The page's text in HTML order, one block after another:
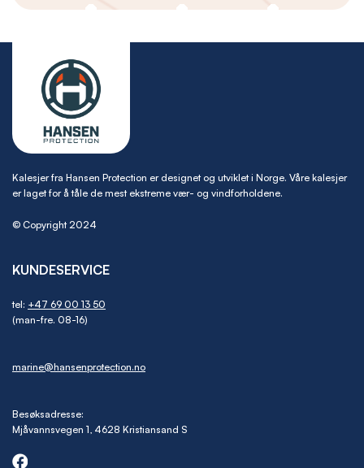
Kalesjer fra Hansen Protection er designet og utviklet i Norge. Våre kalesjer
er laget for å tåle de mest ekstreme vær- og vindforholdene.
© Copyright 2024
KUNDESERVICE
tel: +47 69 00 13 50
(man-fre. 08-16)
marine@hansenprotection.no
Besøksadresse:
Mjåvannsvegen 1, 4628 Kristiansand S